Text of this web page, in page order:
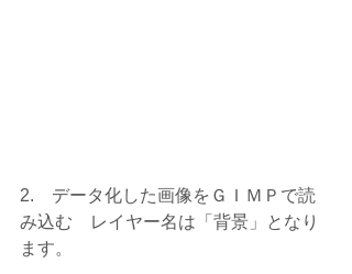
2.    データ化した画像をＧＩＭＰで読
み込む　レイヤー名は「背景」となり
ます。